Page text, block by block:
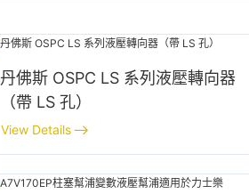
丹佛斯 OSPC LS 系列液壓轉向器
（帶 LS 孔）
View Details